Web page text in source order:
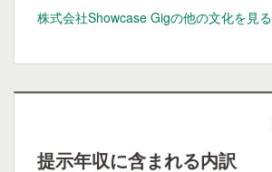
株式会社Showcase Gigの他の文化を見る
提示年収に含まれる内訳